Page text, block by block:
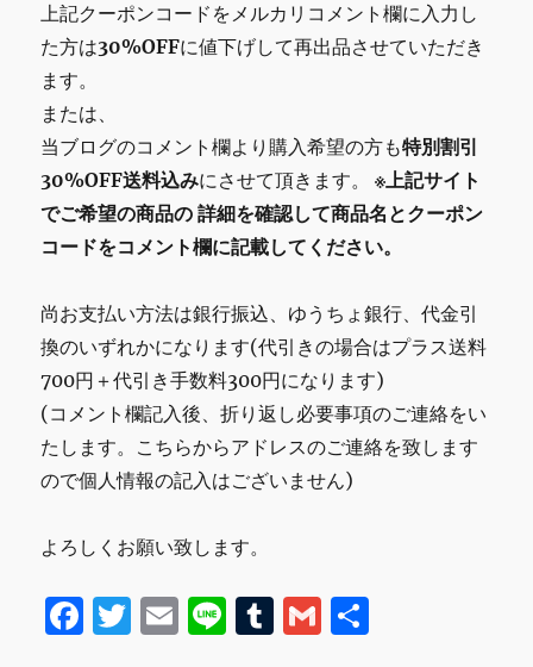
上記クーポンコードをメルカリコメント欄に入力し
た方は30%OFFに値下げして再出品させていただき
ます。
または、
当ブログのコメント欄より購入希望の方も特別割引
30%OFF送料込みにさせて頂きます。※上記サイト
でご希望の商品の 詳細を確認して商品名とクーポン
コードをコメント欄に記載してください。
尚お支払い方法は銀行振込、ゆうちょ銀行、代金引
換のいずれかになります(代引きの場合はプラス送料
700円＋代引き手数料300円になります)
(コメント欄記入後、折り返し必要事項のご連絡をい
たします。こちらからアドレスのご連絡を致します
ので個人情報の記入はございません)
よろしくお願い致します。
F
T
E
Li T
G